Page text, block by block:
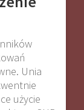
Unia
użycie